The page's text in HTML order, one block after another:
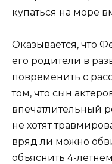
купаться на море
Оказывается, что
его родители в
повременить с
том, что сын
впечатлительный
не хотят
вряд ли можно
объяснить 4-